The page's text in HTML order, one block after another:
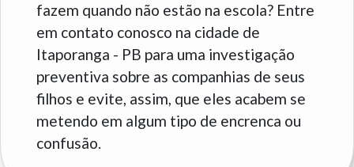
fazem quando não estão na escola? Entre
em contato conosco na cidade de
Itaporanga - PB para uma investigação
preventiva sobre as companhias de seus
filhos e evite, assim, que eles acabem se
metendo em algum tipo de encrenca ou
confusão.